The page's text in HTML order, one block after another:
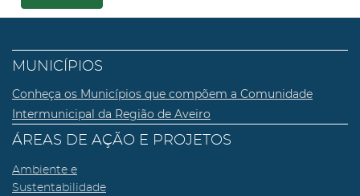
MUNICÍPIOS
Conheça os Municípios que compõem a Comunidade
Intermunicipal da Região de Aveiro
ÁREAS DE AÇÃO E PROJETOS
Ambiente e
Sustentabilidade